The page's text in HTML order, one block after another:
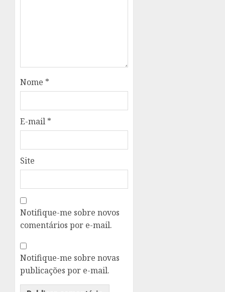
Nome *
E-mail *
Site
Notifique-me sobre novos
comentários por e-mail.
Notifique-me sobre novas
publicações por e-mail.